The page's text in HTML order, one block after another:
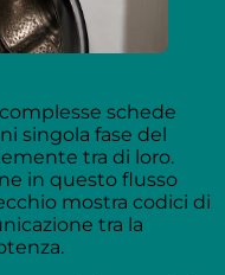
schede
singola fase del
tra di loro.
in questo flusso
mostra codici di
tra la